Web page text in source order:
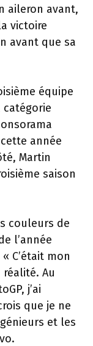
aileron avant,
victoire
avant que sa
équipe
catégorie
année
Martin
saison
couleurs de
l’année
C’était mon
Au
j’ai
que je ne
et les